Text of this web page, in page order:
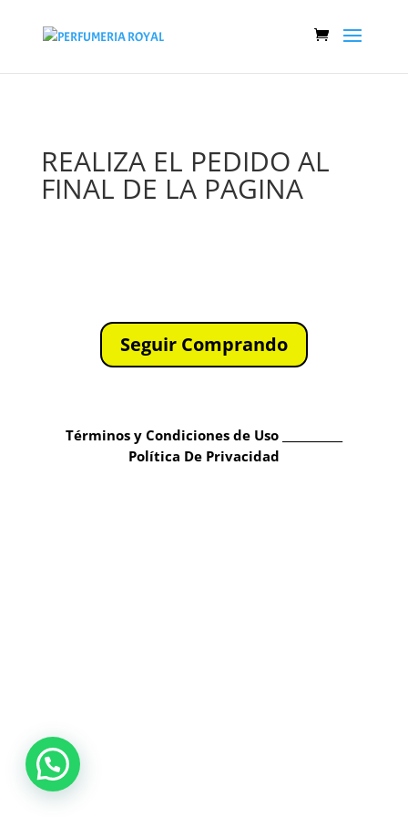
REALIZA EL PEDIDO AL
FINAL DE LA PAGINA
Seguir Comprando
Términos y Condiciones de Uso ___________
Política De Privacidad